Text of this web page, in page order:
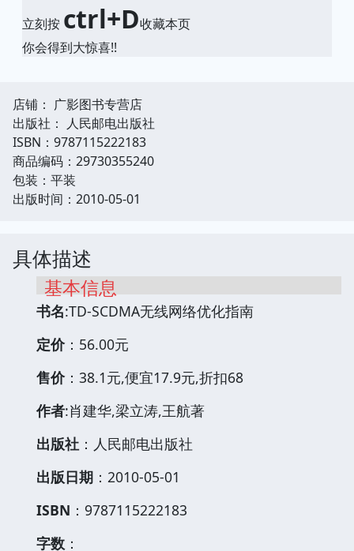
立刻按 ctrl+D收藏本页
你会得到大惊喜!!
店铺： 广影图书专营店
出版社： 人民邮电出版社
ISBN：9787115222183
商品编码：29730355240
包装：平装
出版时间：2010-05-01
具体描述
基本信息
书名:TD-SCDMA无线网络优化指南
定价：56.00元
售价：38.1元,便宜17.9元,折扣68
作者:肖建华,梁立涛,王航著
出版社 ：人民邮电出版社
出版日期 ：2010-05-01
ISBN ：9787115222183
字数 ：